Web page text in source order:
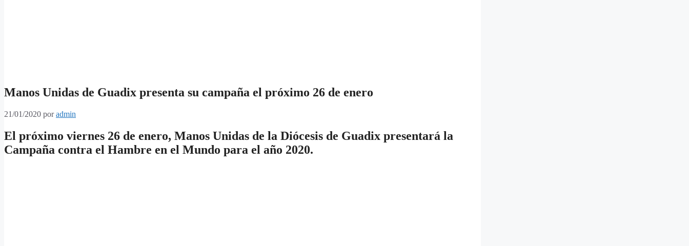
Manos Unidas de Guadix presenta su campaña el próximo 26 de enero
21/01/2020 poradmin
El próximo viernes 26 de enero, Manos Unidas de la Diócesis de Guadix presentará la
Campaña contra el Hambre en el Mundo para el año 2020.